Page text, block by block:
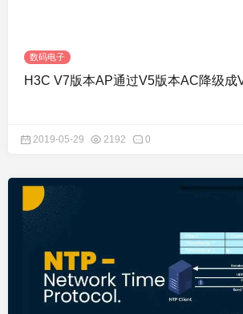
数码电子
H3C V7版本AP通过V5版本AC降级成
2019-05-29 2192 0